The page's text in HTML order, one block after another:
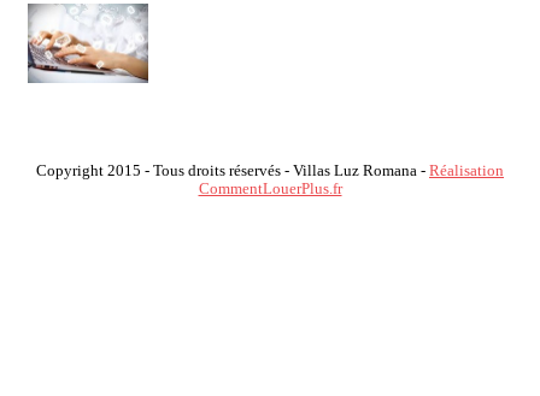
Copyright 2015 - Tous droits réservés - Villas Luz Romana - Réalisation
CommentLouerPlus.fr